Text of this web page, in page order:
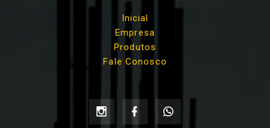
Inicial
Empresa
Produtos
Fale Conosco